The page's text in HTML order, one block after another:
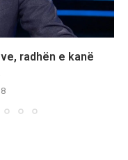
radhën e kanë